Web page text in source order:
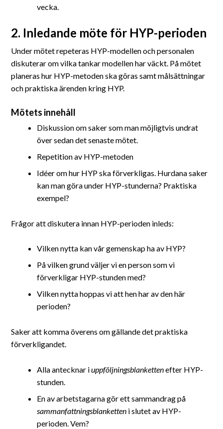
vecka.
2. Inledande möte för HYP-perioden
Under mötet repeteras HYP-modellen och personalen
diskuterar om vilka tankar modellen har väckt. På mötet
planeras hur HYP-metoden ska göras samt målsättningar
och praktiska ärenden kring HYP.
Mötets innehåll
Diskussion om saker som man möjligtvis undrat
över sedan det senaste mötet.
Repetition av HYP-metoden
Idéer om hur HYP ska förverkligas. Hurdana saker
kan man göra under HYP-stunderna? Praktiska
exempel?
Frågor att diskutera innan HYP-perioden inleds:
Vilken nytta kan vår gemenskap ha av HYP?
På vilken grund väljer vi en person som vi
förverkligar HYP-stunden med?
Vilken nytta hoppas vi att hen har av den här
perioden?
Saker att komma överens om gällande det praktiska
förverkligandet.
Alla antecknar iuppföljningsblankettenefter HYP-
stunden.
En av arbetstagarna gör ett sammandrag på
sammanfattningsblanketteni slutet av HYP-
perioden. Vem?